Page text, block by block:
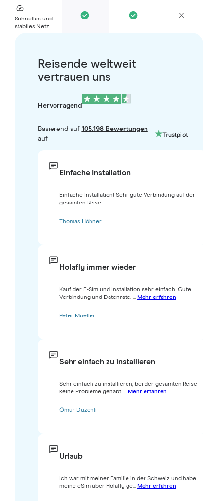
Schnelles und
stabiles Netz
Reisende weltweit
vertrauen uns
Hervorragend
Basierend auf 105.198 Bewertungen
auf
Einfache Installation
Einfache Installation! Sehr gute Verbindung auf der
gesamten Reise.
Thomas Höhner
Holafly immer wieder
Kauf der E-Sim und Installation sehr einfach. Gute
Verbindung und Datenrate. ... Mehr erfahren
Peter Mueller
Sehr einfach zu installieren
Sehr einfach zu installieren, bei der gesamten Reise
keine Probleme gehabt. ... Mehr erfahren
Ömür Düzenli
Urlaub
Ich war mit meiner Familie in der Schweiz und habe
meine eSim über Holafly ge... Mehr erfahren